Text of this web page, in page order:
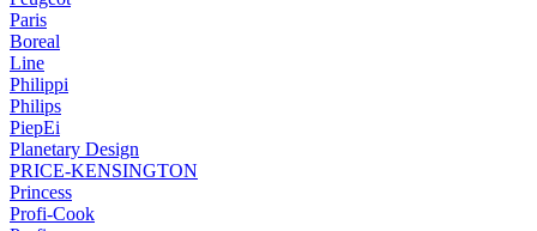
Paris
Boreal
Line
Philippi
Philips
PiepEi
Planetary Design
PRICE-KENSINGTON
Princess
Profi-Cook